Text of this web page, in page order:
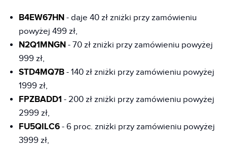
B4EW67HN - daje 40 zł zniżki przy zamówieniu
powyżej 499 zł,
N2Q1MNGN - 70 zł zniżki przy zamówieniu powyżej
999 zł,
STD4MQ7B - 140 zł zniżki przy zamówieniu powyżej
1999 zł,
FPZBADD1 - 200 zł zniżki przy zamówieniu powyżej
2999 zł,
FU5QILC6 - 6 proc. zniżki przy zamówieniu powyżej
3999 zł,